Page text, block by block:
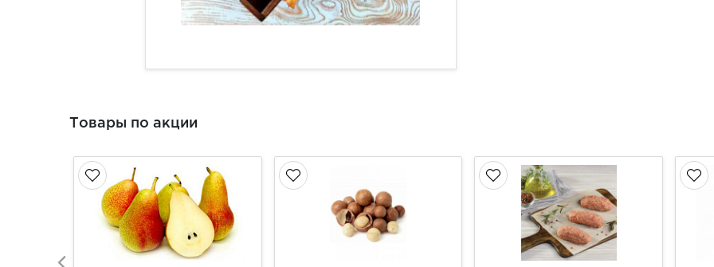
Товары по акции